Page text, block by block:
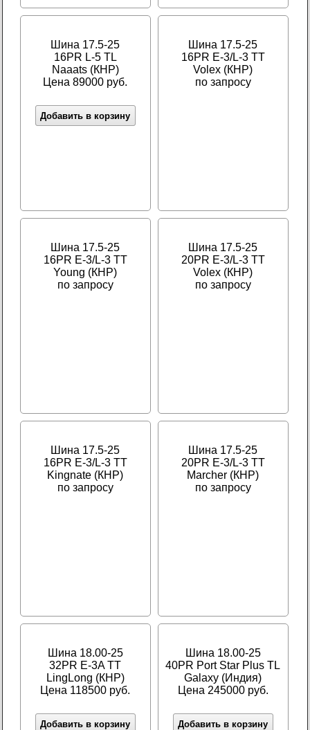
Шина 17.5-25
16PR L-5 TL
Naaats (КНР)
Цена 89000 руб.
Добавить в корзину
Шина 17.5-25
16PR E-3/L-3 TT
Volex (КНР)
по запросу
Шина 17.5-25
16PR E-3/L-3 TT
Young (КНР)
по запросу
Шина 17.5-25
20PR E-3/L-3 TT
Volex (КНР)
по запросу
Шина 17.5-25
16PR E-3/L-3 TT
Kingnate (КНР)
по запросу
Шина 17.5-25
20PR E-3/L-3 TT
Marcher (КНР)
по запросу
Шина 18.00-25
32PR E-3A TT
LingLong (КНР)
Цена 118500 руб.
Добавить в корзину
Шина 18.00-25
40PR Port Star Plus TL
Galaxy (Индия)
Цена 245000 руб.
Добавить в корзину